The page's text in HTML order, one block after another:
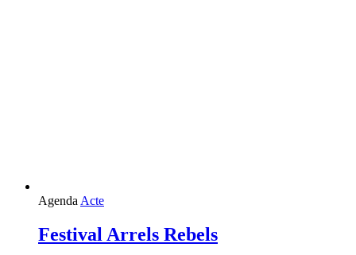
Agenda Acte
Festival Arrels Rebels